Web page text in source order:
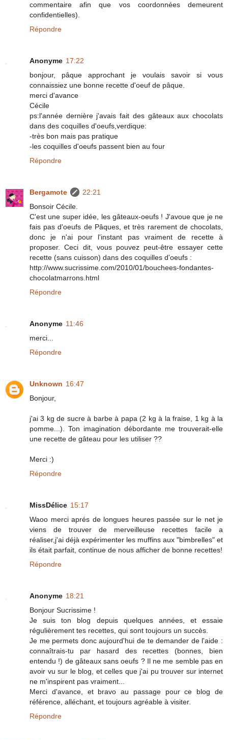
commentaire afin que vos coordonnées demeurent
confidentielles).
Répondre
Anonyme 17:22
bonjour, pâque approchant je voulais savoir si vous
connaissiez une bonne recette d'oeuf de pâque.
merci d'avance
Cécile
ps:l'année dernière j'avais fait des gâteaux aux chocolats
dans des coquilles d'oeufs,verdique:
-très bon mais pas pratique
-les coquilles d'oeufs passent bien au four
Répondre
Bergamote
22:21
Bonsoir Cécile.
C'est une super idée, les gâteaux-oeufs ! J'avoue que je ne
fais pas d'oeufs de Pâques, et très rarement de chocolats,
donc je n'ai pour l'instant pas vraiment de recette à
proposer. Ceci dit, vous pouvez peut-être essayer cette
recette (sans cuisson) dans des coquilles d'oeufs :
http://www.sucrissime.com/2010/01/bouchees-fondantes-
chocolatmarrons.html
Répondre
Anonyme 11:46
merci...
Répondre
Unknown 16:47
Bonjour,
j'ai 3 kg de sucre à barbe à papa (2 kg à la fraise, 1 kg à la
pomme...). Ton imagination débordante me trouverait-elle
une recette de gâteau pour les utiliser ??
Merci :)
Répondre
MissDélice 15:17
Waoo merci aprés de longues heures passée sur le net je
viens de trouver de merveilleuse recettes facile a
réaliser,j'ai déjà expérimenter les muffins aux "bimbrelles" et
ils était parfait, continue de nous afficher de bonne recettes!
Répondre
Anonyme 18:21
Bonjour Sucrissime !
Je suis ton blog depuis quelques années, et essaie
régulièrement tes recettes, qui sont toujours un succès.
Je me permets donc aujourd'hui de te demander de l'aide :
connaîtrais-tu par hasard des recettes (bonnes, bien
entendu !) de gâteaux sans oeufs ? Il ne me semble pas en
avoir vu sur le blog, et celles que j'ai pu trouver sur internet
ne m'inspirent pas vraiment...
Merci d'avance, et bravo au passage pour ce blog de
référence, alléchant, et toujours agréable à visiter.
Répondre